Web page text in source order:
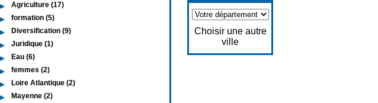
Choisir une autre
ville
Agriculture (17)
formation (5)
Diversification (9)
Juridique (1)
Eau (6)
femmes (2)
Loire Atlantique (2)
Mayenne (2)